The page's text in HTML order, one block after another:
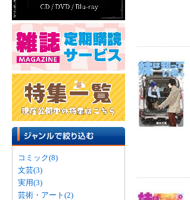
コミック(8)
文芸(3)
実用(3)
芸術・アート(2)